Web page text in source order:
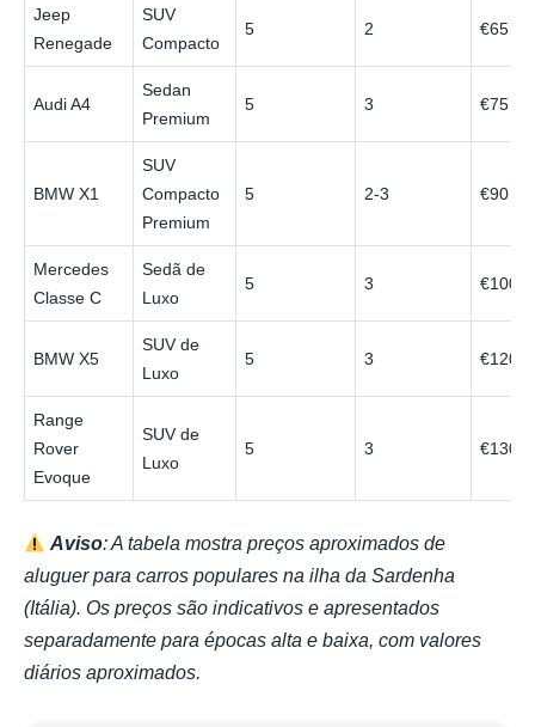
Jeep
Renegade
SUV
Compacto
5 2 €65
Audi A4
Sedan
Premium
5 3 €75
BMW X1
SUV
Compacto
Premium
5 2-3 €90
Mercedes
Classe C
Sedã de
Luxo
5 3 €100
BMW X5
SUV de
Luxo
5 3 €120
Range
Rover
Evoque
SUV de
Luxo
5 3 €130
Aviso: A tabela mostra preços aproximados de
aluguer para carros populares na ilha da Sardenha
(Itália). Os preços são indicativos e apresentados
separadamente para épocas alta e baixa, com valores
diários aproximados.